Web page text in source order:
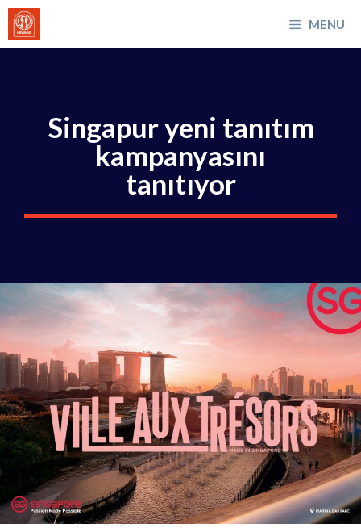
İçeriğe
atla
MENU
Singapur yeni tanıtım
kampanyasını
tanıtıyor